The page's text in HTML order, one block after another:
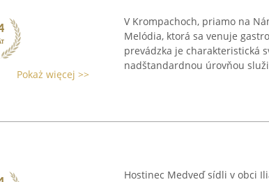
Pokaż więcej >>
V Krompachoch, priamo na
Melódia, ktorá sa venuje
prevádzka je charakteristická
nadštandardnou úrovňou
Hostinec Medveď sídli v obci